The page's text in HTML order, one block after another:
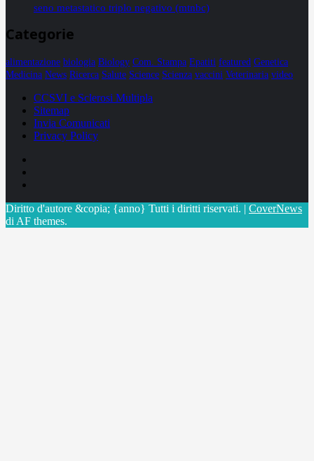
seno metastatico triplo negativo (mtnbc)
Categorie
alimentazione biologia Biology Com. Stampa Epatiti featured Genetica
Medicina News Ricerca Salute Science Scienza vaccini Veterinaria video
CCSVI e Sclerosi Multipla
Sitemap
Invia Comunicati
Privacy Policy
Diritto d'autore &copia; {anno} Tutti i diritti riservati. | CoverNews
di AF themes.